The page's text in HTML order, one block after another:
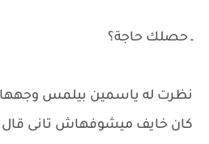
ـ حصلك حاجة؟
نظرت له ياسمين بيلمس وجهها
كان خايف ميشوفهاش تانى قال